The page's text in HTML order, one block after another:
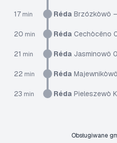
17 min Réda Brzózkòwô
20 min Réda Cechòcëno
21 min Réda Jasminowô
22 min Réda
23 min Réda Pieleszewò
Obsługiwane